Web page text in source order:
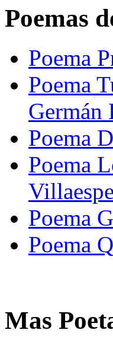
Poemas
Poema
Poema
Germán
Poema
Poema
Poema
Poema
Mas